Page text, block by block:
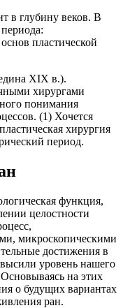
в глубину веков. В
пластической
XIX в.).
хирургами
понимания
(1) Хочется
хирургия
период.
функция,
целостности
микроскопическими
достижения в
уровень нашего
на этих
о будущих вариантах
ран.